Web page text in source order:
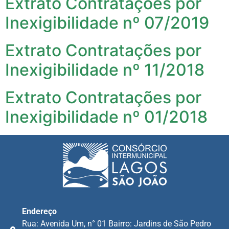
Inexigibilidade nº 07/2019
Extrato Contratações por
Inexigibilidade nº 11/2018
Extrato Contratações por
Inexigibilidade nº 01/2018
Endereço
Rua: Avenida Um, n° 01 Bairro: Jardins de São Pedro